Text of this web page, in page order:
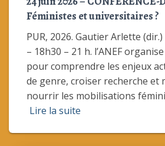
Féministes et universitaires ?
PUR, 2026. Gautier Arlette
– 18h30 – 21 h. l’ANEF
pour comprendre les enjeux
de genre, croiser recherche et
nourrir les mobilisations
Lire la suite